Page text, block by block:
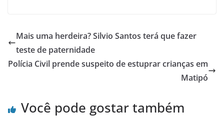
Mais uma herdeira? Silvio Santos terá que fazer
teste de paternidade
Polícia Civil prende suspeito de estuprar crianças em
Matipó
Você pode gostar também